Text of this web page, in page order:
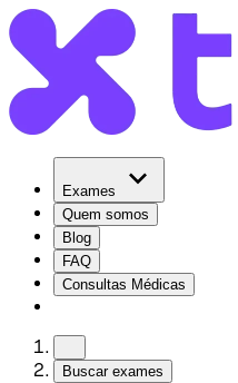
Exames
Quem somos
Blog
FAQ
Consultas Médicas
Buscar exames